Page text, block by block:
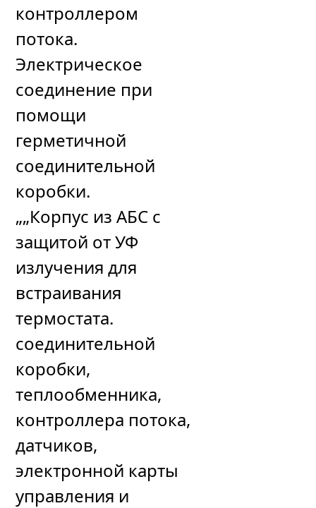
контроллером
потока.
Электрическое
соединение при
помощи
герметичной
соединительной
коробки.
„„Корпус из АБС с
защитой от УФ
излучения для
встраивания
термостата.
соединительной
коробки,
теплообменника,
контроллера потока,
датчиков,
электронной карты
управления и